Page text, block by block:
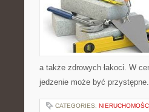
a także zdrowych łakoci. W
jedzenie może być
CATEGORIES: